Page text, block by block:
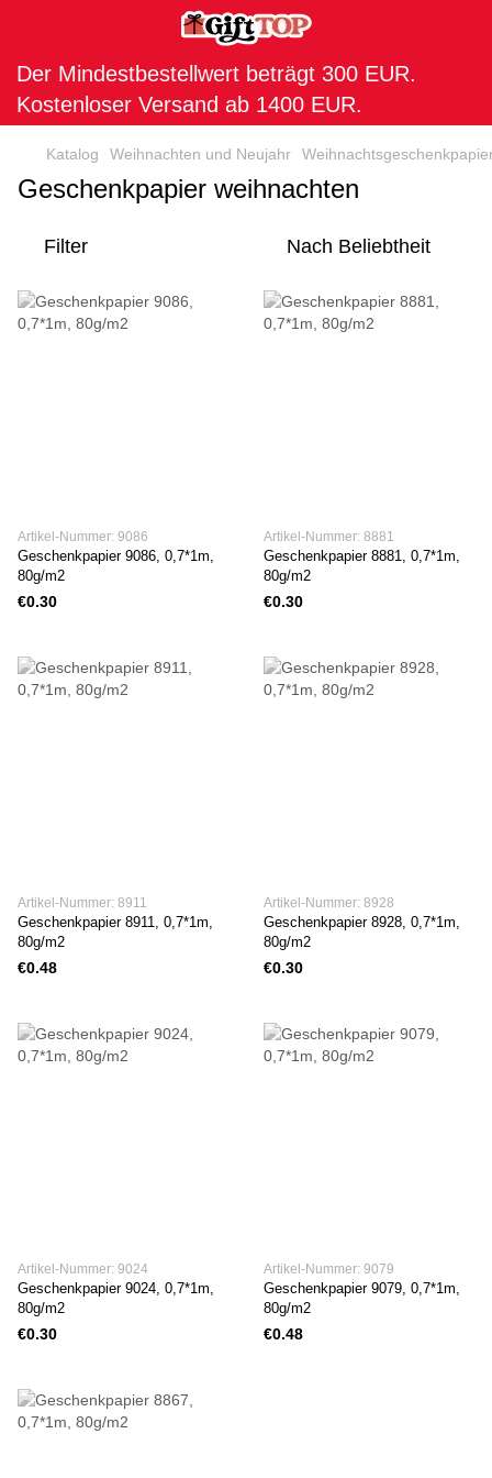
Der Mindestbestellwert beträgt 300 EUR.
Kostenloser Versand ab 1400 EUR.
Katalog Weihnachten und Neujahr
Geschenkpapier weihnachten
Filter Nach Beliebtheit
Artikel-Nummer: 9086
Geschenkpapier 9086, 0,7*1m,
80g/m2
€0.30
Artikel-Nummer: 8881
Geschenkpapier 8881, 0,7*1m,
80g/m2
€0.30
Artikel-Nummer: 8911
Geschenkpapier 8911, 0,7*1m,
80g/m2
€0.48
Artikel-Nummer: 8928
Geschenkpapier 8928, 0,7*1m,
80g/m2
€0.30
Artikel-Nummer: 9024
Geschenkpapier 9024, 0,7*1m,
80g/m2
€0.30
Artikel-Nummer: 9079
Geschenkpapier 9079, 0,7*1m,
80g/m2
€0.48